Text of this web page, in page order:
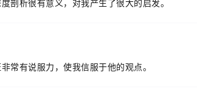
剖析很有意义，对我产生了很大的启发。
常有说服力，使我信服于他的观点。